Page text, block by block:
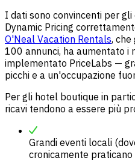
I dati sono convincenti per
Dynamic Pricing
O'Neal Vacation Rentals,
100 annunci, ha aumentato i
implementato PriceLabs —
picchi e a un'occupazione
Per gli hotel boutique in
ricavi tendono a essere più
Grandi eventi locali
cronicamente